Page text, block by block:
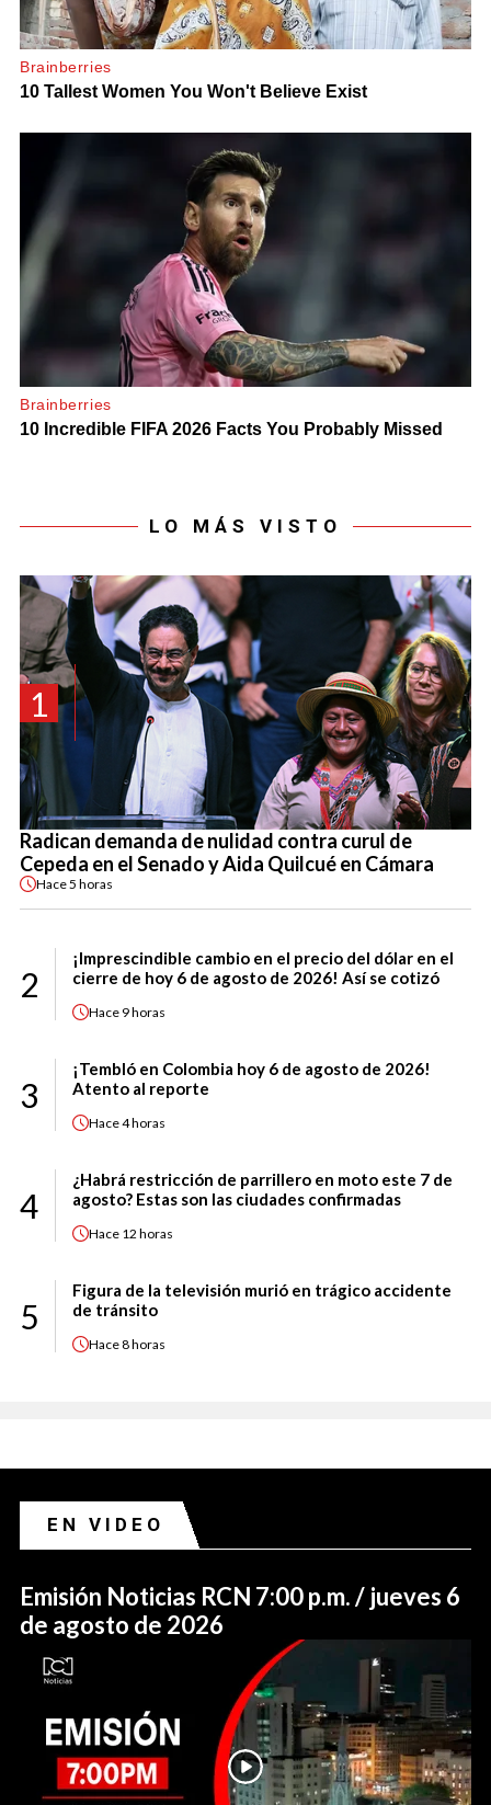
LO MÁS VISTO
1
Radican demanda de nulidad contra curul de
Cepeda en el Senado y Aida Quilcué en Cámara
Hace5 horas
2
¡Imprescindible cambio en el precio del dólar en el
cierre de hoy 6 de agosto de 2026! Así se cotizó
Hace 9 horas
3
¡Tembló en Colombia hoy 6 de agosto de 2026!
Atento al reporte
Hace4 horas
4
¿Habrá restricción de parrillero en moto este 7 de
agosto? Estas son las ciudades confirmadas
Hace 12 horas
5
Figura de la televisión murió en trágico accidente
de tránsito
Hace8 horas
EN VIDEO
Emisión Noticias RCN 7:00 p.m. / jueves 6
de agosto de 2026